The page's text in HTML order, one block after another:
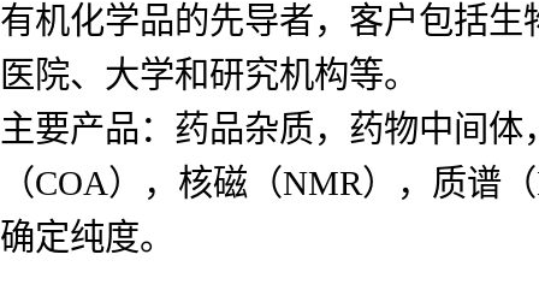
有机化学品的先导者，客户包括
医院、大学和研究机构等。
主要产品：药品杂质，药物中间
（COA），核磁（NMR），质谱
确定纯度。